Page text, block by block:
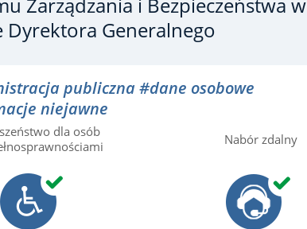
Dyrektora Generalnego
publiczna#dane osobowe
niejawne
dla osób
Nabór zdalny